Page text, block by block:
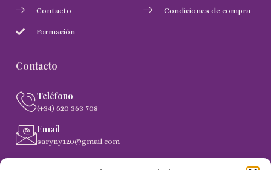
Contacto
Formación
Condiciones de compra
Contacto
Teléfono
(+34) 620 363 708
Email
saryny120@gmail.com
Dirección